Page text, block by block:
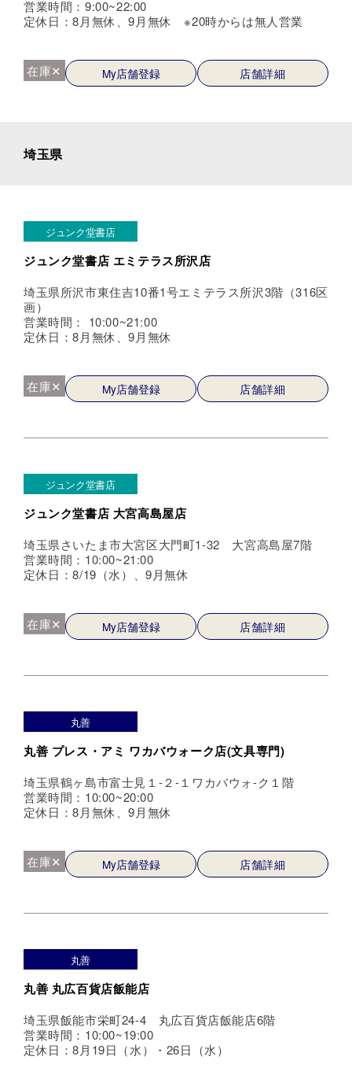
営業時間：9:00~22:00
定休日：8月無休、9月無休 ※20時からは無人営業
在庫✕ My店舗登録 店舗詳細
埼玉県
ジュンク堂書店
ジュンク堂書店 エミテラス所沢店
埼玉県所沢市東住吉10番1号エミテラス所沢3階（316区
画）
営業時間： 10:00~21:00
定休日：8月無休、9月無休
在庫✕ My店舗登録 店舗詳細
ジュンク堂書店
ジュンク堂書店 大宮高島屋店
埼玉県さいたま市大宮区大門町1-32 大宮高島屋7階
営業時間：10:00~21:00
定休日：8/19（水）、9月無休
在庫✕ My店舗登録 店舗詳細
丸善
丸善 プレス・アミ ワカバウォーク店(文具専門)
埼玉県鶴ヶ島市富士見１-２-１ワカバウォ-ク１階
営業時間：10:00~20:00
定休日：8月無休、9月無休
在庫✕ My店舗登録 店舗詳細
丸善
丸善 丸広百貨店飯能店
埼玉県飯能市栄町24-4 丸広百貨店飯能店6階
営業時間：10:00~19:00
定休日：8月19日（水）・26日（水）